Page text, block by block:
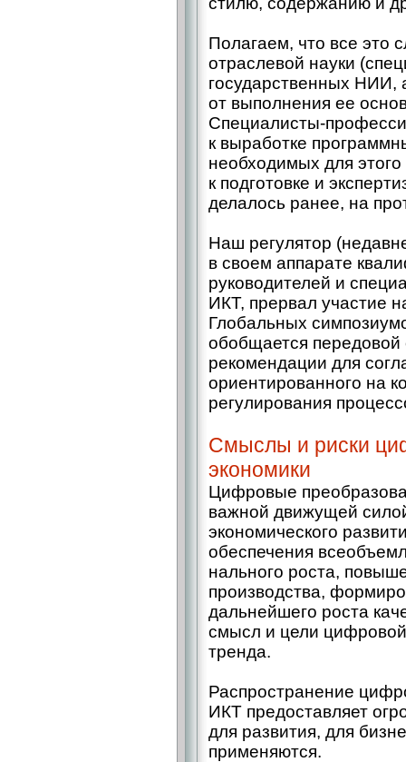
Полагаем, что все это
отраслевой науки
государственных НИИ,
от выполнения ее
Специалисты-
к выработке
необходимых для
к подготовке и
делалось ранее, на
Наш регулятор
в своем аппарате
руководителей и
ИКТ, прервал участие
Глобальных
обобщается
рекомендации для
ориентированного на
регулирования
Смыслы и риски
экономики
Цифровые
важной движущей
экономического
обеспечения
нального роста,
производства,
дальнейшего роста
смысл и цели
тренда.
Распространение
ИКТ предоставляет
для развития, для
применяются.